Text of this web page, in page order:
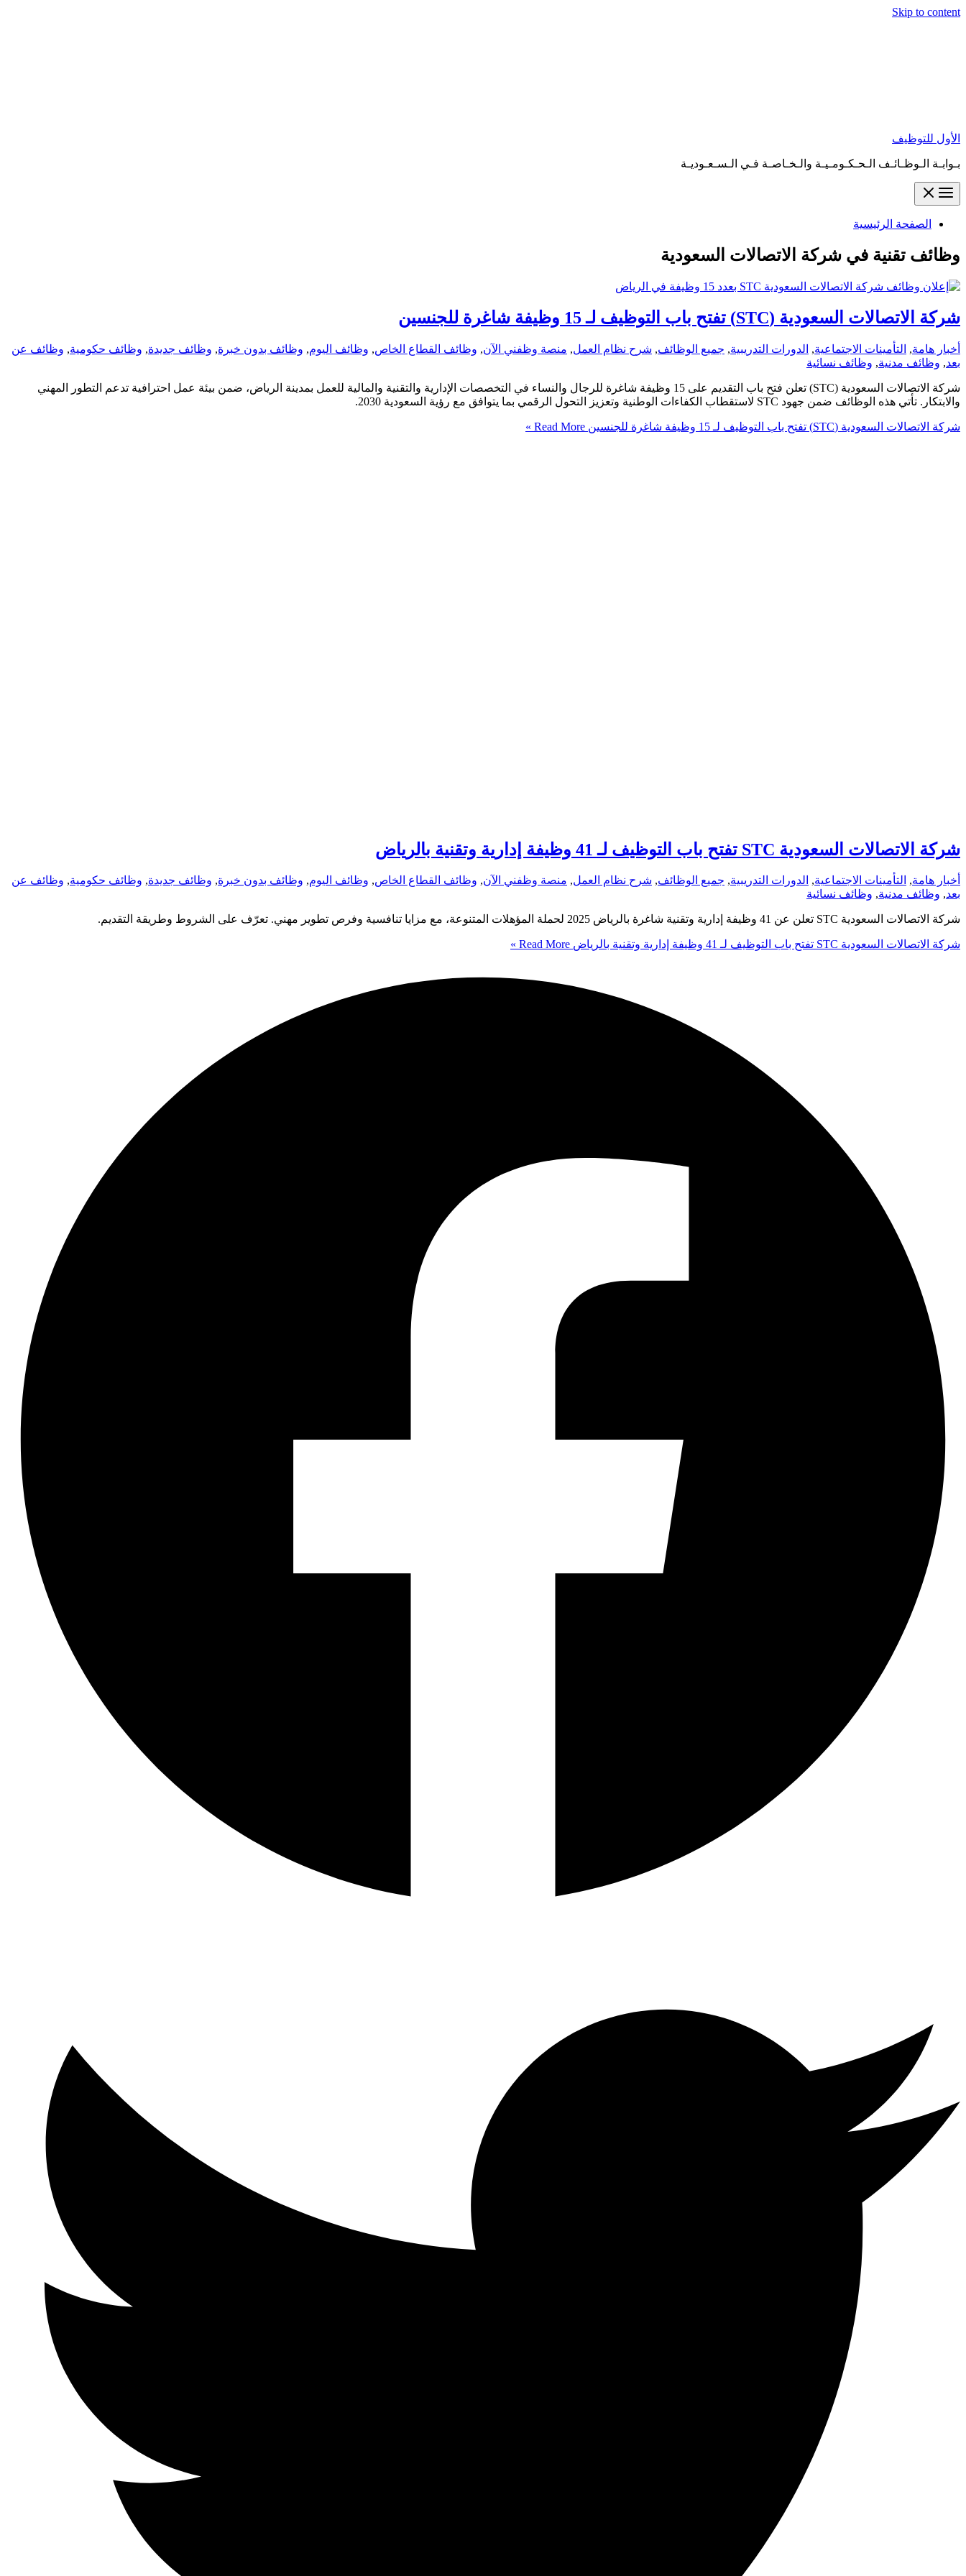
Skip to content
الأول للتوظيف
بـوابـة الـوظـائـف الـحـكـومـيـة والـخـاصـة فـي الـسـعـوديـة
الصفحة الرئيسية
وظائف تقنية في شركة الاتصالات السعودية
شركة الاتصالات السعودية (STC) تفتح باب التوظيف لـ 15 وظيفة شاغرة للجنسين
أخبار هامة, التأمينات الاجتماعية, الدورات التدريبية, جميع الوظائف, شرح نظام العمل, منصة وظفني الآن, وظائف القطاع الخاص, وظائف اليوم, وظائف بدون خبرة, وظائف جديدة, وظائف حكومية, وظائف عن
بعد, وظائف مدنية, وظائف نسائية
شركة الاتصالات السعودية (STC) تعلن فتح باب التقديم على 15 وظيفة شاغرة للرجال والنساء في التخصصات الإدارية والتقنية والمالية للعمل بمدينة الرياض، ضمن بيئة عمل احترافية تدعم التطور المهني
والابتكار. تأتي هذه الوظائف ضمن جهود STC لاستقطاب الكفاءات الوطنية وتعزيز التحول الرقمي بما يتوافق مع رؤية السعودية 2030.
شركة الاتصالات السعودية (STC) تفتح باب التوظيف لـ 15 وظيفة شاغرة للجنسين
شركة الاتصالات السعودية STC تفتح باب التوظيف لـ 41 وظيفة إدارية وتقنية بالرياض
أخبار هامة, التأمينات الاجتماعية, الدورات التدريبية, جميع الوظائف, شرح نظام العمل, منصة وظفني الآن, وظائف القطاع الخاص, وظائف اليوم, وظائف بدون خبرة, وظائف جديدة, وظائف حكومية, وظائف عن
بعد, وظائف مدنية, وظائف نسائية
شركة الاتصالات السعودية STC تعلن عن 41 وظيفة إدارية وتقنية شاغرة بالرياض 2025 لحملة المؤهلات المتنوعة، مع مزايا تنافسية وفرص تطوير مهني. تعرّف على الشروط وطريقة التقديم.
شركة الاتصالات السعودية STC تفتح باب التوظيف لـ 41 وظيفة إدارية وتقنية بالرياض